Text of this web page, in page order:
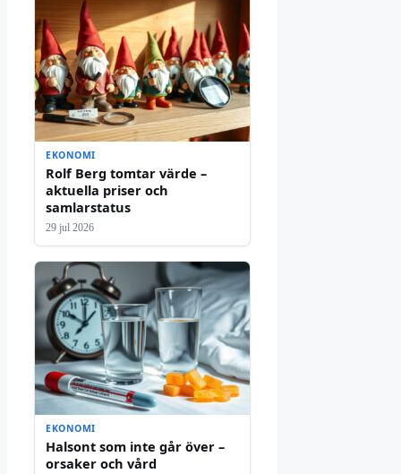
EKONOMI
Rolf Berg tomtar värde –
aktuella priser och
samlarstatus
29 jul 2026
EKONOMI
Halsont som inte går över –
orsaker och vård